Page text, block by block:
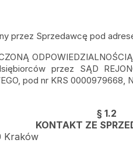
przez Sprzedawcę pod
przez SĄD
pod nr KRS 0000979668,
§ 1.2
KONTAKT ZE
Kraków